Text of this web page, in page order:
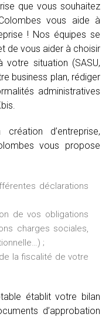
que vous souhaitez
vous aide à
! Nos équipes se
de vous aider à choisir
situation (SASU,
business plan, rédiger
administratives
d’entreprise,
vous propose
déclarations
de vos obligations
charges sociales,
;
la fiscalité de votre
établit votre bilan
d’approbation